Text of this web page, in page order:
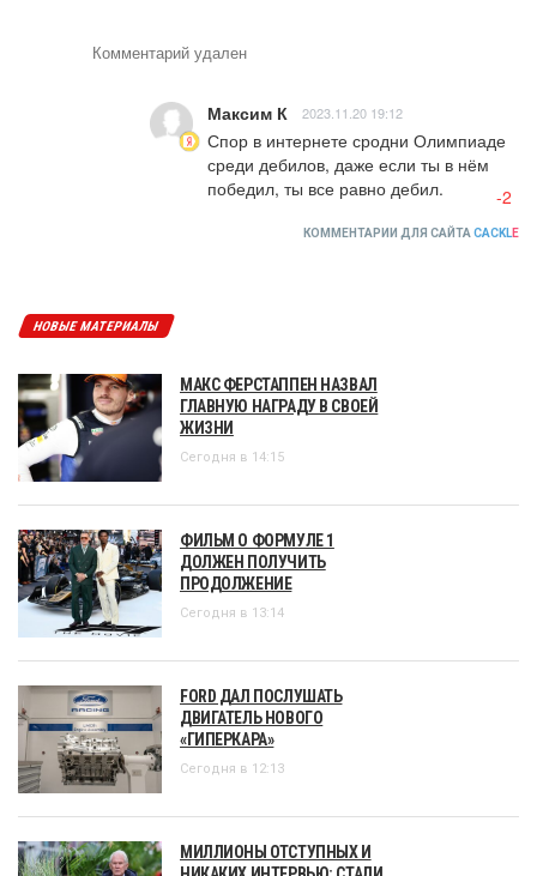
Комментарий удален
Максим К 2023.11.20 19:12
Спор в интернете сродни Олимпиаде
среди дебилов, даже если ты в нём
победил, ты все равно дебил.
-2
КОММЕНТАРИИ ДЛЯ САЙТА CACKLE
НОВЫЕ МАТЕРИАЛЫ
МАКС ФЕРСТАППЕН НАЗВАЛ
ГЛАВНУЮ НАГРАДУ В СВОЕЙ
ЖИЗНИ
Сегодня в 14:15
ФИЛЬМ О ФОРМУЛЕ 1
ДОЛЖЕН ПОЛУЧИТЬ
ПРОДОЛЖЕНИЕ
Сегодня в 13:14
FORD ДАЛ ПОСЛУШАТЬ
ДВИГАТЕЛЬ НОВОГО
«ГИПЕРКАРА»
Сегодня в 12:13
МИЛЛИОНЫ ОТСТУПНЫХ И